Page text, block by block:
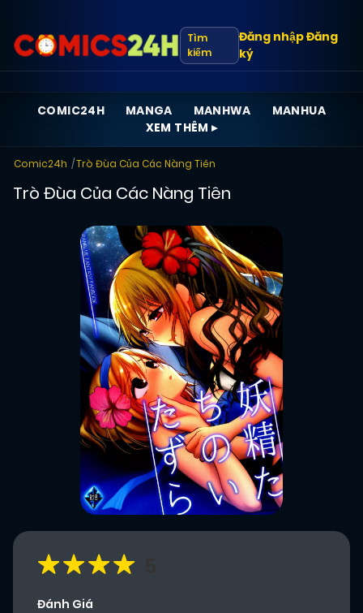
Tìm
kiếm
Đăng nhậpĐăng
ký
COMIC24H MANGA MANHWA
MANHUA
XEM THÊM ▸
Comic24h Trò Đùa Của Các Nàng Tiên
Trò Đùa Của Các Nàng Tiên
Đánh Giá